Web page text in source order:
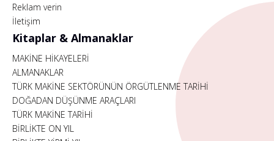
Reklam verin
İletişim
Kitaplar & Almanaklar
MAKİNE HİKAYELERİ
ALMANAKLAR
TÜRK MAKİNE SEKTÖRÜNÜN ÖRGÜTLENME TARİHİ
DOĞADAN DÜŞÜNME ARAÇLARI
TÜRK MAKİNE TARİHİ
BİRLİKTE ON YIL